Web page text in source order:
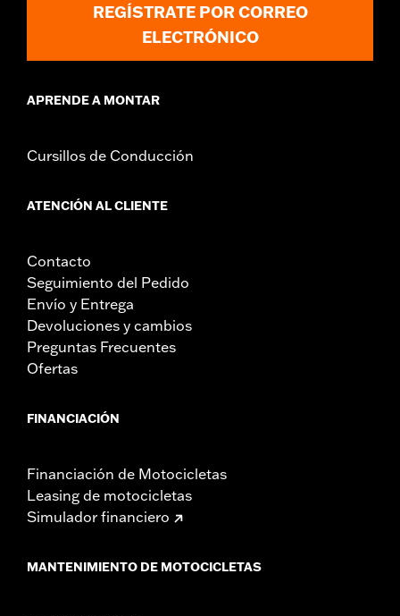
REGÍSTRATE POR CORREO
ELECTRÓNICO
APRENDE A MONTAR
Cursillos de Conducción
ATENCIÓN AL CLIENTE
Contacto
Seguimiento del Pedido
Envío y Entrega
Devoluciones y cambios
Preguntas Frecuentes
Ofertas
FINANCIACIÓN
Financiación de Motocicletas
Leasing de motocicletas
Simulador financiero
MANTENIMIENTO DE MOTOCICLETAS